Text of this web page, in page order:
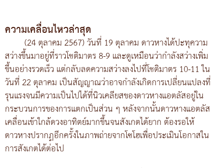
ความเคลื่อนไหวล่าสุด
(24 ตุลาคม 2567) วันที่ 19 ตุลาคม ดาวหางได้ปะทุความ
สว่างขึ้นมาอยู่ที่ราวโชติมาตร 8-9 และดูเหมือนว่ากำลังสว่างเพิ่ม
ขึ้นอย่างรวดเร็ว แต่กลับลดความสว่างลงไปที่โชติมาตร 10-11 ใน
วันที่ 22 ตุลาคม เป็นสัญญาณว่าอาจกำลังเกิดการเปลี่ยนแปลงที่
รุนแรงจนมีความเป็นไปได้ที่นิวเคลียสของดาวหางแอตลัสอยู่ใน
กระบวนการของการแตกเป็นส่วน ๆ หลังจากนั้นดาวหางแอตลัส
เคลื่อนเข้าใกล้ดวงอาทิตย์มากขึ้นจนสังเกตได้ยาก ต้องรอให้
ดาวหางปรากฏอีกครั้งในภาพถ่ายจากโซโฮเพื่อประเมินโอกาสใน
การสังเกตได้ต่อไป